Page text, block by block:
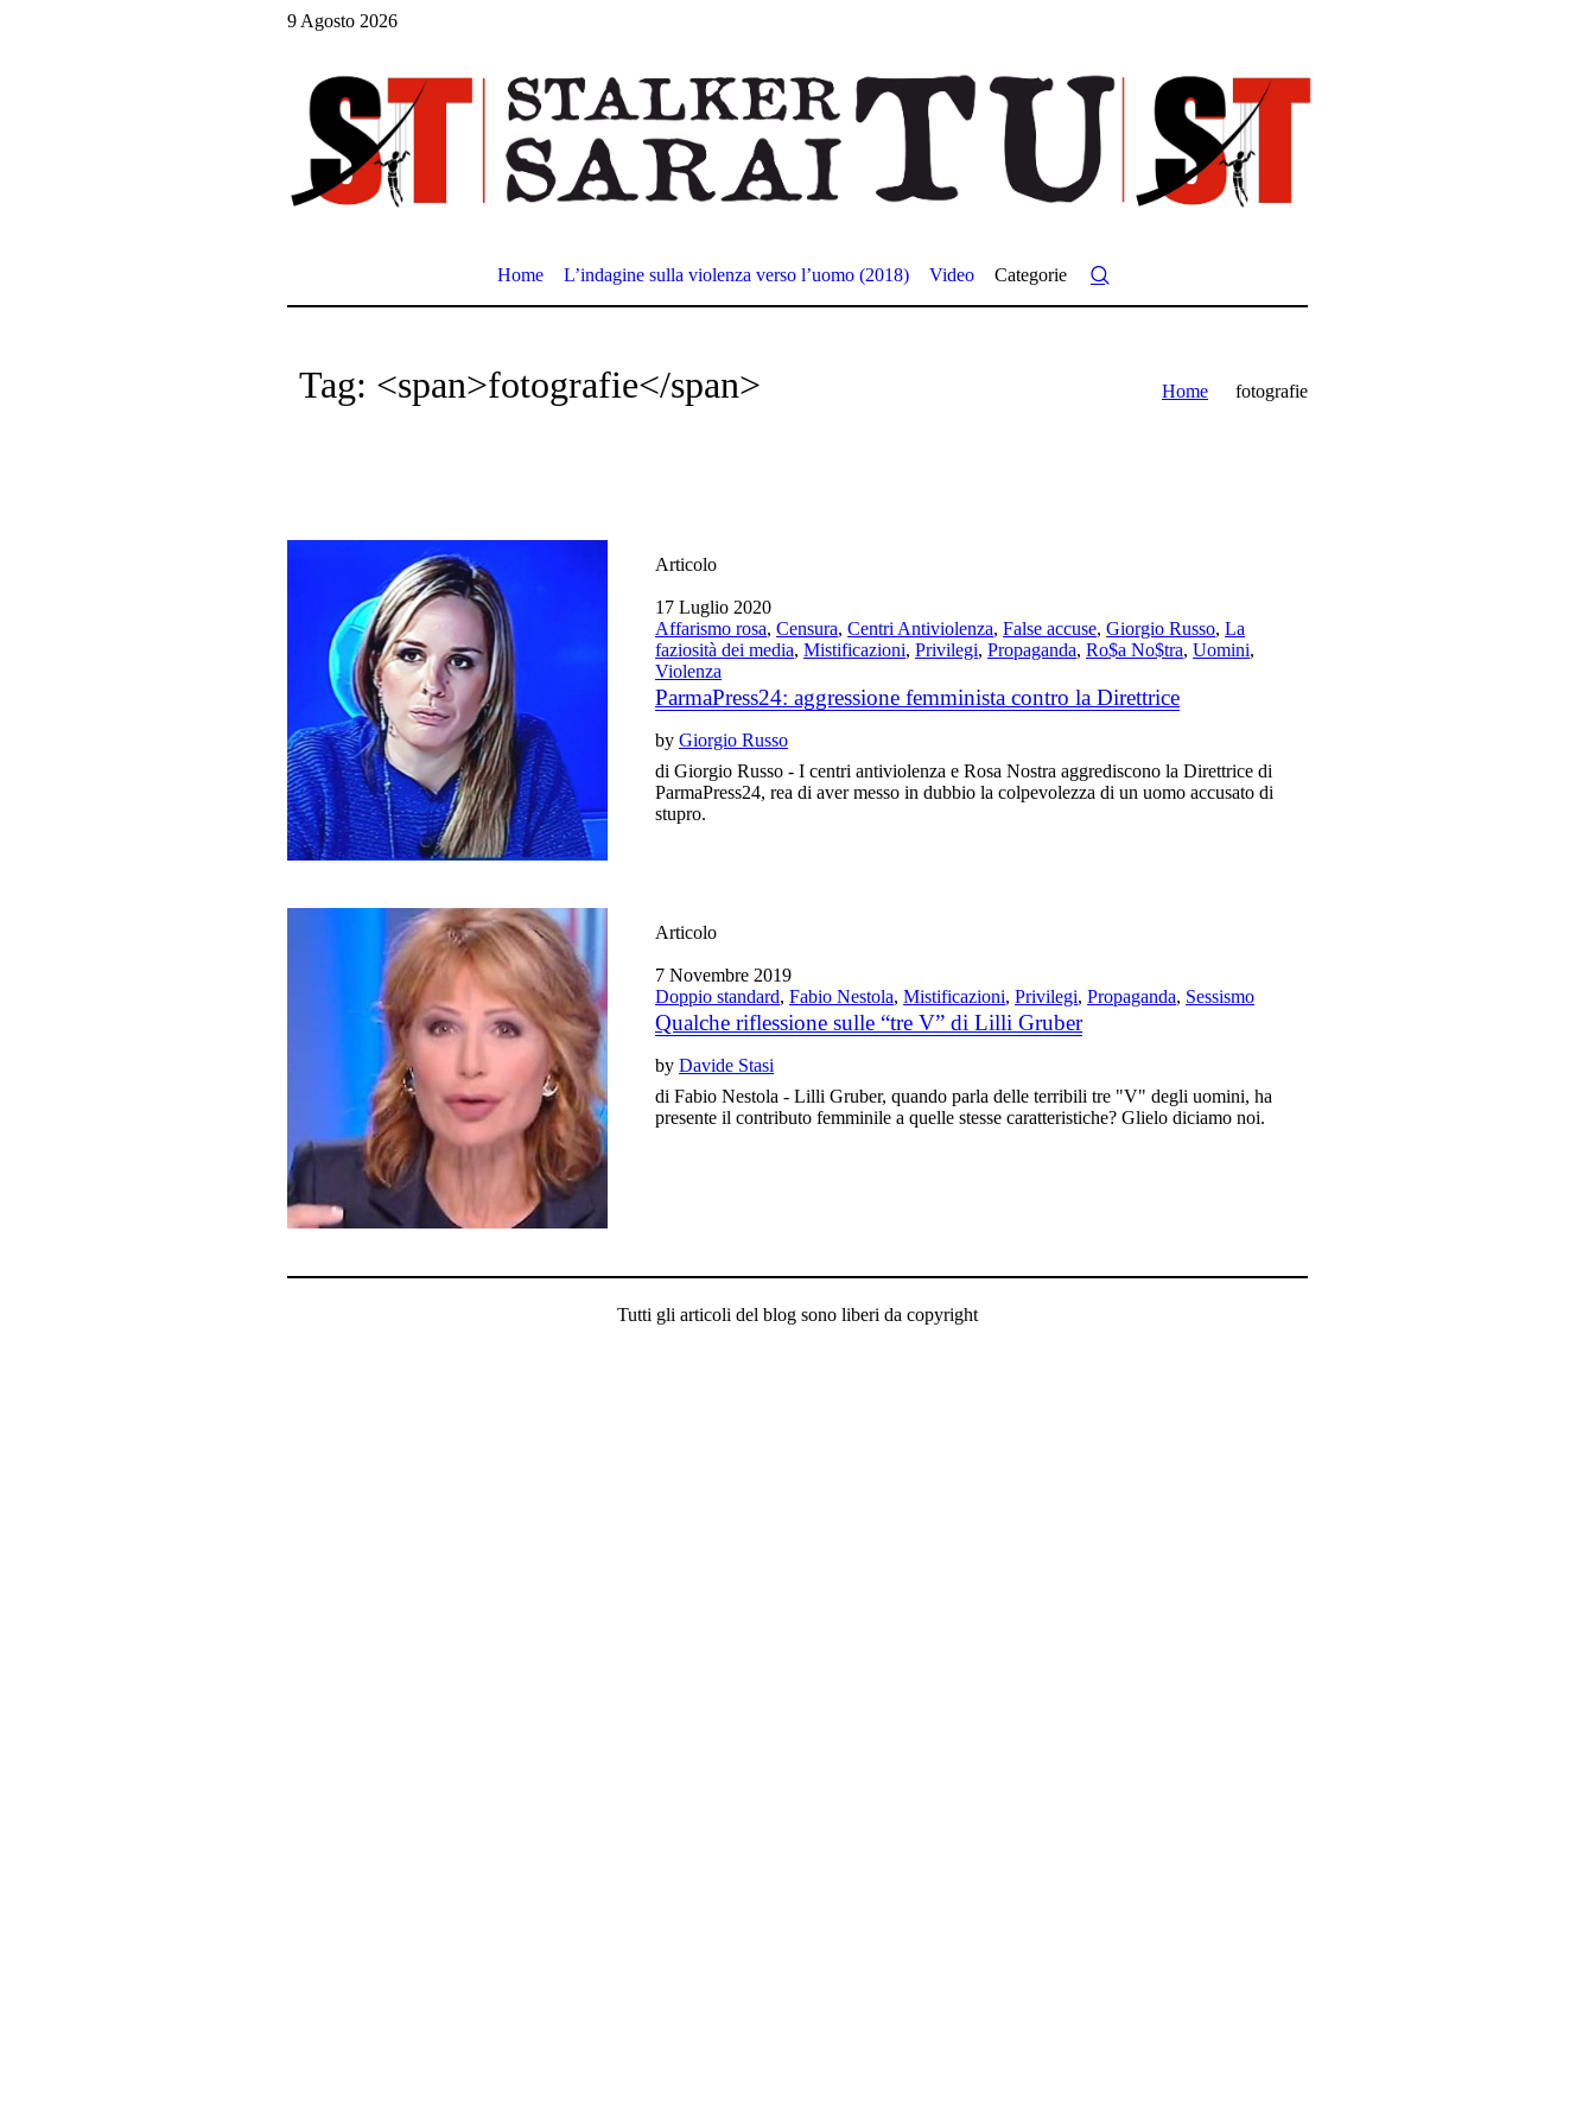
9 Agosto 2026
Home L’indagine sulla violenza verso l’uomo (2018) Video Categorie
Tag: <span>fotografie</span> Home fotografie
Articolo
17 Luglio 2020
Affarismo rosa,Censura,Centri Antiviolenza,False accuse,Giorgio Russo,La
faziosità dei media,Mistificazioni,Privilegi,Propaganda,Ro$a No$tra,Uomini,
Violenza
ParmaPress24: aggressione femminista contro la Direttrice
byGiorgio Russo
di Giorgio Russo - I centri antiviolenza e Rosa Nostra aggrediscono la Direttrice di
ParmaPress24, rea di aver messo in dubbio la colpevolezza di un uomo accusato di
stupro.
Articolo
7 Novembre 2019
Doppio standard,Fabio Nestola,Mistificazioni,Privilegi,Propaganda, Sessismo
Qualche riflessione sulle “tre V” di Lilli Gruber
byDavide Stasi
di Fabio Nestola - Lilli Gruber, quando parla delle terribili tre "V" degli uomini, ha
presente il contributo femminile a quelle stesse caratteristiche? Glielo diciamo noi.
Tutti gli articoli del blog sono liberi da copyright